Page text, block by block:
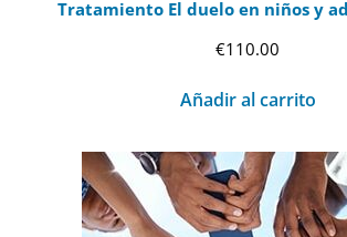
Tratamiento El duelo en niños y
€110.00
Añadir al carrito